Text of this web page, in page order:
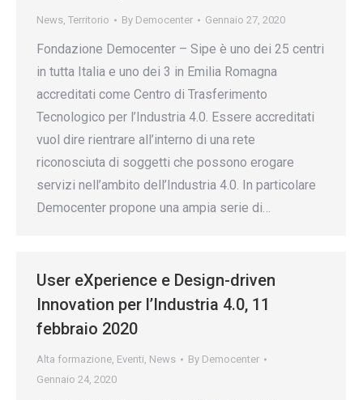
News, Territorio By Democenter Gennaio 27, 2020
Fondazione Democenter – Sipe è uno dei 25 centri
in tutta Italia e uno dei 3 in Emilia Romagna
accreditati come Centro di Trasferimento
Tecnologico per l’Industria 4.0. Essere accreditati
vuol dire rientrare all’interno di una rete
riconosciuta di soggetti che possono erogare
servizi nell’ambito dell’Industria 4.0. In particolare
Democenter propone una ampia serie di…
User eXperience e Design-driven
Innovation per l’Industria 4.0, 11
febbraio 2020
Alta formazione, Eventi, News By Democenter
Gennaio 24, 2020